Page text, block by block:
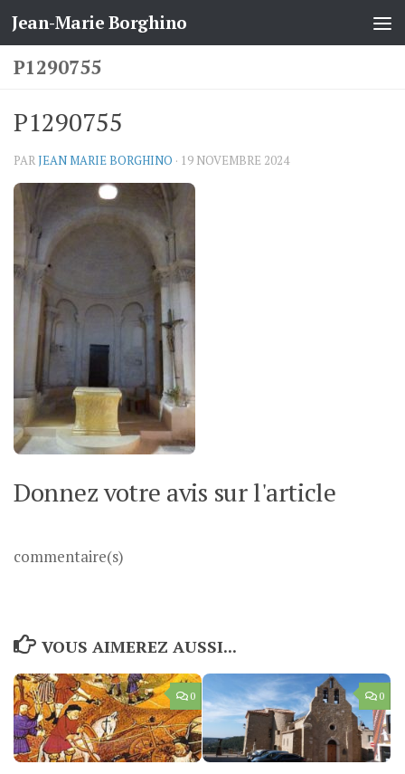
Skip to content
Jean-Marie Borghino
P1290755
P1290755
PARJEAN MARIE BORGHINO · 19 NOVEMBRE 2024
Donnez votre avis sur l'article
commentaire(s)
VOUS AIMEREZ AUSSI...
0 0